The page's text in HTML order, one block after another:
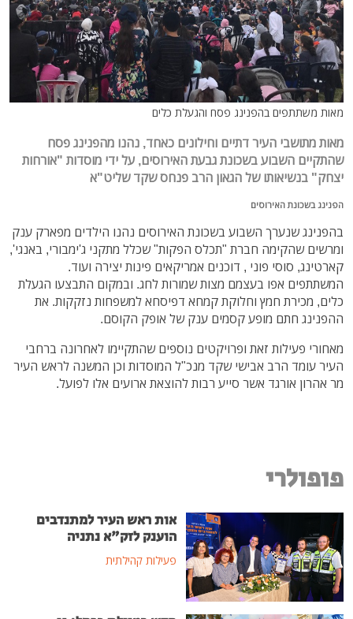
מאות משתתפים בהפנינג פסח והגעלת כלים
מאות מתושבי העיר דתיים וחילונים כאחד, נהנו מהפנינג פסח
שהתקיים השבוע בשכונת גבעת האירוסים, על ידי מוסדות "אורחות
יצחק" בנשיאותו של הגאון הרב פנחס שקד שליט"א
הפנינג בשכונת האירוסים
בהפנינג שנערך השבוע בשכונת האירוסים נהנו הילדים מפארק ענק
ומרשים שהקימה חברת "תכלס הפקות" שכלל מתקני ג'ימבורי, באנגי',
קארטינג, סוסי פוני , דוכנים אמריקאים פינות יצירה ועוד.
המשתתפים אפו בעצמם מצות שמורות לחג. ובמקום התבצעו הגעלת
כלים, מכירת חמץ וחלוקת קמחא דפיסחא למשפחות נזקקות. את
ההפנינג חתם מופע קסמים ענק של אופק הקוסם.
מאחורי פעילות זאת ופרויקטים נוספים שהתקיימו לאחרונה ברחבי
העיר עומד הרב אבישי שקד מנכ"ל המוסדות וכן המשנה לראש העיר
מר אהרון אורגד אשר סייע רבות להוצאת ארועים אלו לפועל.
פופולרי
אות ראש העיר למתנדבים
הוענק לזק"א נתניה
פעילות קהילתית